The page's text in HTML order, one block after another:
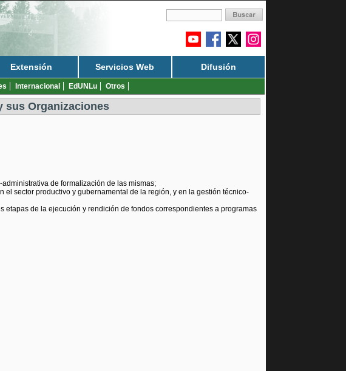
Extensión Servicios Web Difusión
Internacional EdUNLu Otros
sus Organizaciones
de formalización de las mismas;
sector productivo y gubernamental de la región, y en la gestión técnico-
de la ejecución y rendición de fondos correspondientes a programas